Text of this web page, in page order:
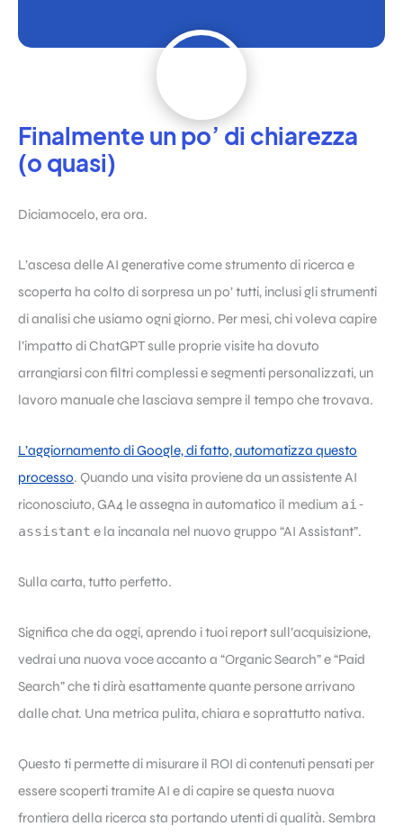
Finalmente un po’ di chiarezza
(o quasi)
Diciamocelo, era ora.
L’ascesa delle AI generative come strumento di ricerca e
scoperta ha colto di sorpresa un po’ tutti, inclusi gli strumenti
di analisi che usiamo ogni giorno. Per mesi, chi voleva capire
l’impatto di ChatGPT sulle proprie visite ha dovuto
arrangiarsi con filtri complessi e segmenti personalizzati, un
lavoro manuale che lasciava sempre il tempo che trovava.
L’aggiornamento di Google, di fatto, automatizza questo
processo. Quando una visita proviene da un assistente AI
riconosciuto, GA4 le assegna in automatico il medium ai-
assistant e la incanala nel nuovo gruppo “AI Assistant”.
Sulla carta, tutto perfetto.
Significa che da oggi, aprendo i tuoi report sull’acquisizione,
vedrai una nuova voce accanto a “Organic Search” e “Paid
Search” che ti dirà esattamente quante persone arrivano
dalle chat. Una metrica pulita, chiara e soprattutto nativa.
Questo ti permette di misurare il ROI di contenuti pensati per
essere scoperti tramite AI e di capire se questa nuova
frontiera della ricerca sta portando utenti di qualità. Sembra